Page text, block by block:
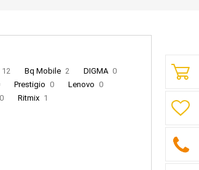
12 Bq Mobile 2 DIGMA 0
Prestigio 0 Lenovo 0
0 Ritmix 1